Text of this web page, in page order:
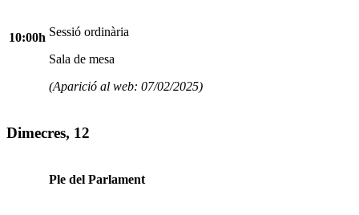
10:00h Sessió ordinària
Sala de mesa
(Aparició al web: 07/02/2025)
Dimecres, 12
Ple del Parlament